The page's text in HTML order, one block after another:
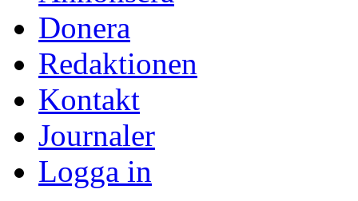
Donera
Redaktionen
Kontakt
Journaler
Logga in